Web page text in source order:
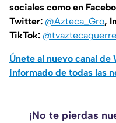
sociales como en
Twitter: @Azteca_Gro,
TikTok:
Únete al nuevo canal
informado de todas las
¡No te pierdas